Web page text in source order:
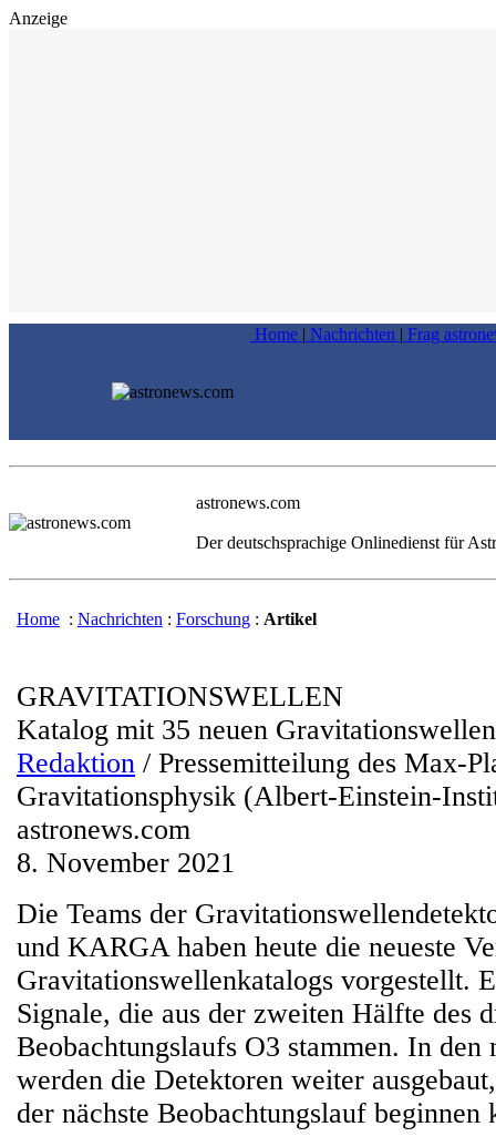
Anzeige
Home | Nachrichten | Frag
astronews.com
Der deutschsprachige Onlinedienst für
Home : Nachrichten : Forschung : Artikel
GRAVITATIONSWELLEN
Katalog mit 35 neuen
Redaktion / Pressemitteilung des Max-
Gravitationsphysik (Albert-Einstein-
astronews.com
8. November 2021
Die Teams der
und KARGA haben heute die neueste
Gravitationswellenkatalogs vorgestellt.
Signale, die aus der zweiten Hälfte des
Beobachtungslaufs O3 stammen. In den
werden die Detektoren weiter
der nächste Beobachtungslauf beginnen